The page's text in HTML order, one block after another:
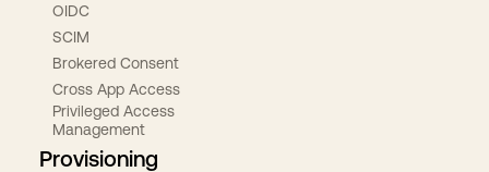
OIDC
SCIM
Brokered Consent
Cross App Access
Privileged Access
Management
Provisioning